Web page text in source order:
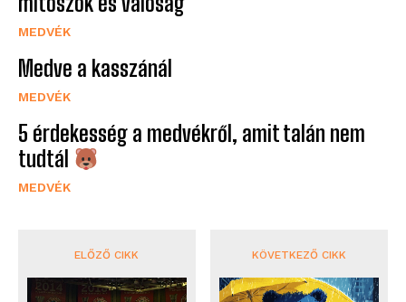
MEDVÉK
Medve a kasszánál
MEDVÉK
5 érdekesség a medvékről, amit talán nem
tudtál
MEDVÉK
ELŐZŐ CIKK KÖVETKEZŐ CIKK